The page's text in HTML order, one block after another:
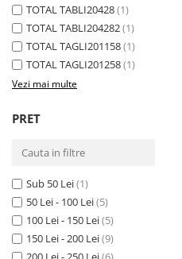
TOTAL TABLI20428(1)
TOTAL TABLI204282(1)
TOTAL TAGLI201158(1)
TOTAL TAGLI201258(1)
Vezi mai multe
PRET
Sub 50 Lei(1)
50 Lei - 100 Lei(5)
100 Lei - 150 Lei(5)
150 Lei - 200 Lei(9)